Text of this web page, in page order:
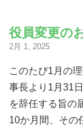
役員変更の
2月 1, 2025
このたび1月の
事長より1月31
を辞任する旨の
10か月間、その